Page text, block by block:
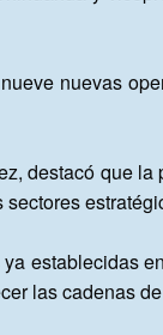
nuevas
destacó que
establecidas
las cadenas